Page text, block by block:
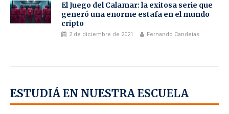
El Juego del Calamar: la exitosa serie que
generó una enorme estafa en el mundo
cripto
2 de diciembre de 2021 Fernando Candeias
ESTUDIÁ EN NUESTRA ESCUELA